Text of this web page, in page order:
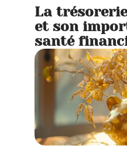
La
et son
santé